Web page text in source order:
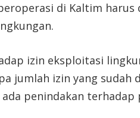
di Kaltim
izin eksploitasi
jumlah izin yang sudah
penindakan terhadap